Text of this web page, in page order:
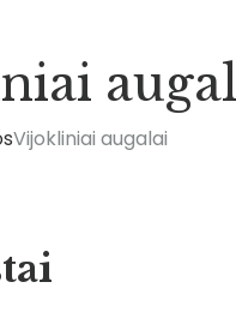
Vijokliniai augalai